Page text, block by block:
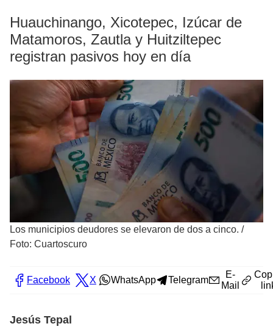
Huauchinango, Xicotepec, Izúcar de
Matamoros, Zautla y Huitziltepec
registran pasivos hoy en día
Los municipios deudores se elevaron de dos a cinco. /
Foto: Cuartoscuro
Facebook X WhatsApp Telegram
E-
Mail
Jesús Tepal